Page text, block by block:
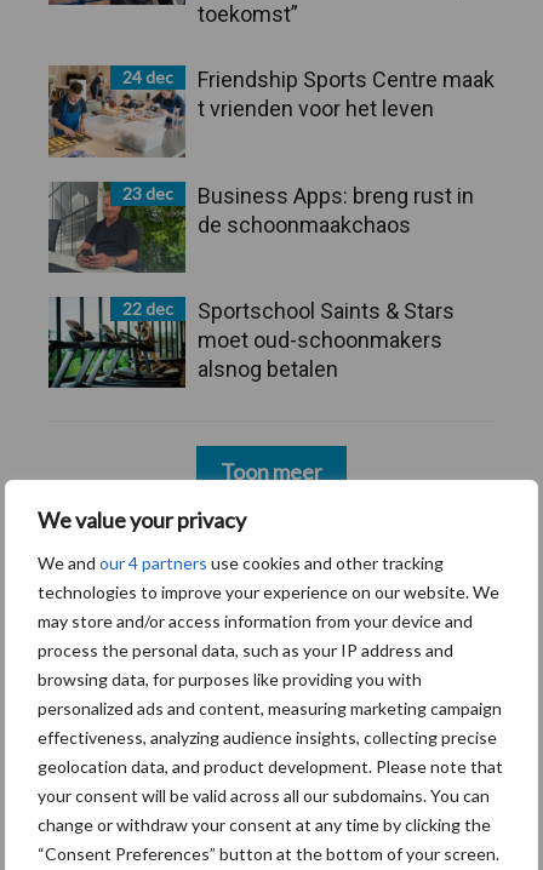
We value your privacy
We and our 4 partners use cookies and other tracking
technologies to improve your experience on our website. We
may store and/or access information from your device and
process the personal data, such as your IP address and
browsing data, for purposes like providing you with
personalized ads and content, measuring marketing campaign
effectiveness, analyzing audience insights, collecting precise
geolocation data, and product development. Please note that
your consent will be valid across all our subdomains. You can
change or withdraw your consent at any time by clicking the
“Consent Preferences” button at the bottom of your screen.
toekomst”
24 dec
Friendship Sports Centre maak
t vrienden voor het leven
23 dec
Business Apps: breng rust in
de schoonmaakchaos
22 dec
Sportschool Saints & Stars
moet oud-schoonmakers
alsnog betalen
Toon meer
Zoeken...
Zoek